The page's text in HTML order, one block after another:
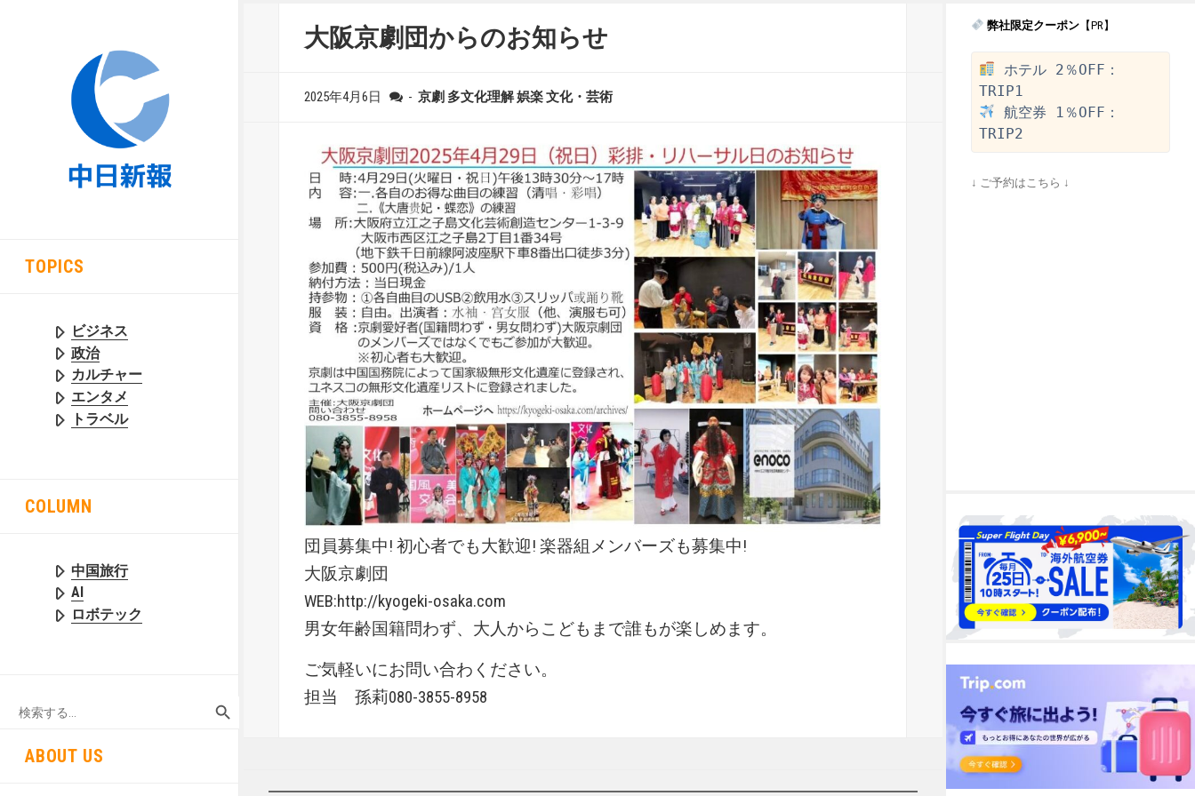
TOPICS
ビジネス
政治
カルチャー
エンタメ
トラベル
COLUMN
中国旅行
AI
ロボテック
Search
ABOUT US
大阪京劇団からのお知らせ
2025年4月6日 - 京劇 多文化理解娯楽文化・芸術
団員募集中! 初心者でも大歓迎! 楽器組メンバーズも募集中!
大阪京劇団
WEB:http://kyogeki-osaka.com
男女年齢国籍問わず、大人からこどもまで誰もが楽しめます。
ご気軽いにお問い合わください。
担当 孫莉080-3855-8958
弊社限定クーポン【PR】
ホテル 2％OFF：
航空券 1％OFF：
↓ ご予約はこちら ↓